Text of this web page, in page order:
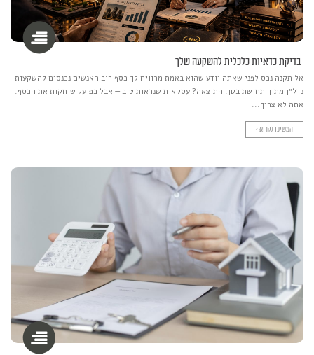
בדיקת כדאיות כלכלית להשקעה שלך
אל תקנה נכס לפני שאתה יודע שהוא באמת מרוויח לך כסף רוב האנשים נכנסים להשקעות
נדל״ן מתוך תחושת בטן. התוצאה? עסקאות שנראות טוב — אבל בפועל שוחקות את הכסף.
אתה לא צריך...
המשיכו לקרוא >